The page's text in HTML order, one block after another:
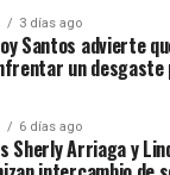
3 días ago
Santos advierte
un
6 días ago
Sherly Arriaga y